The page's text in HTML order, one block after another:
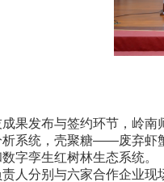
发布与签约环节，岭南师
系统，壳聚糖——废弃虾
字孪生红树林生态系统。
分别与六家合作企业现场